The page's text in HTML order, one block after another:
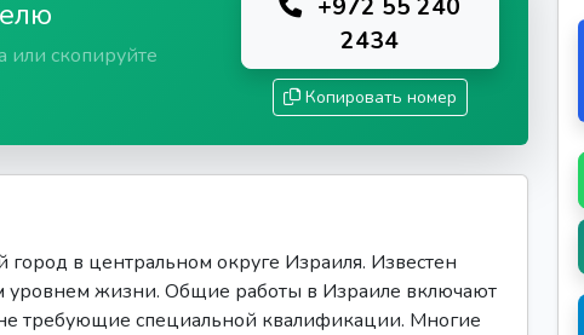
или скопируйте
+972 55 240
2434
Копировать номер
в центральном округе Израиля. Известен
жизни. Общие работы в Израиле включают
требующие специальной квалификации. Многие